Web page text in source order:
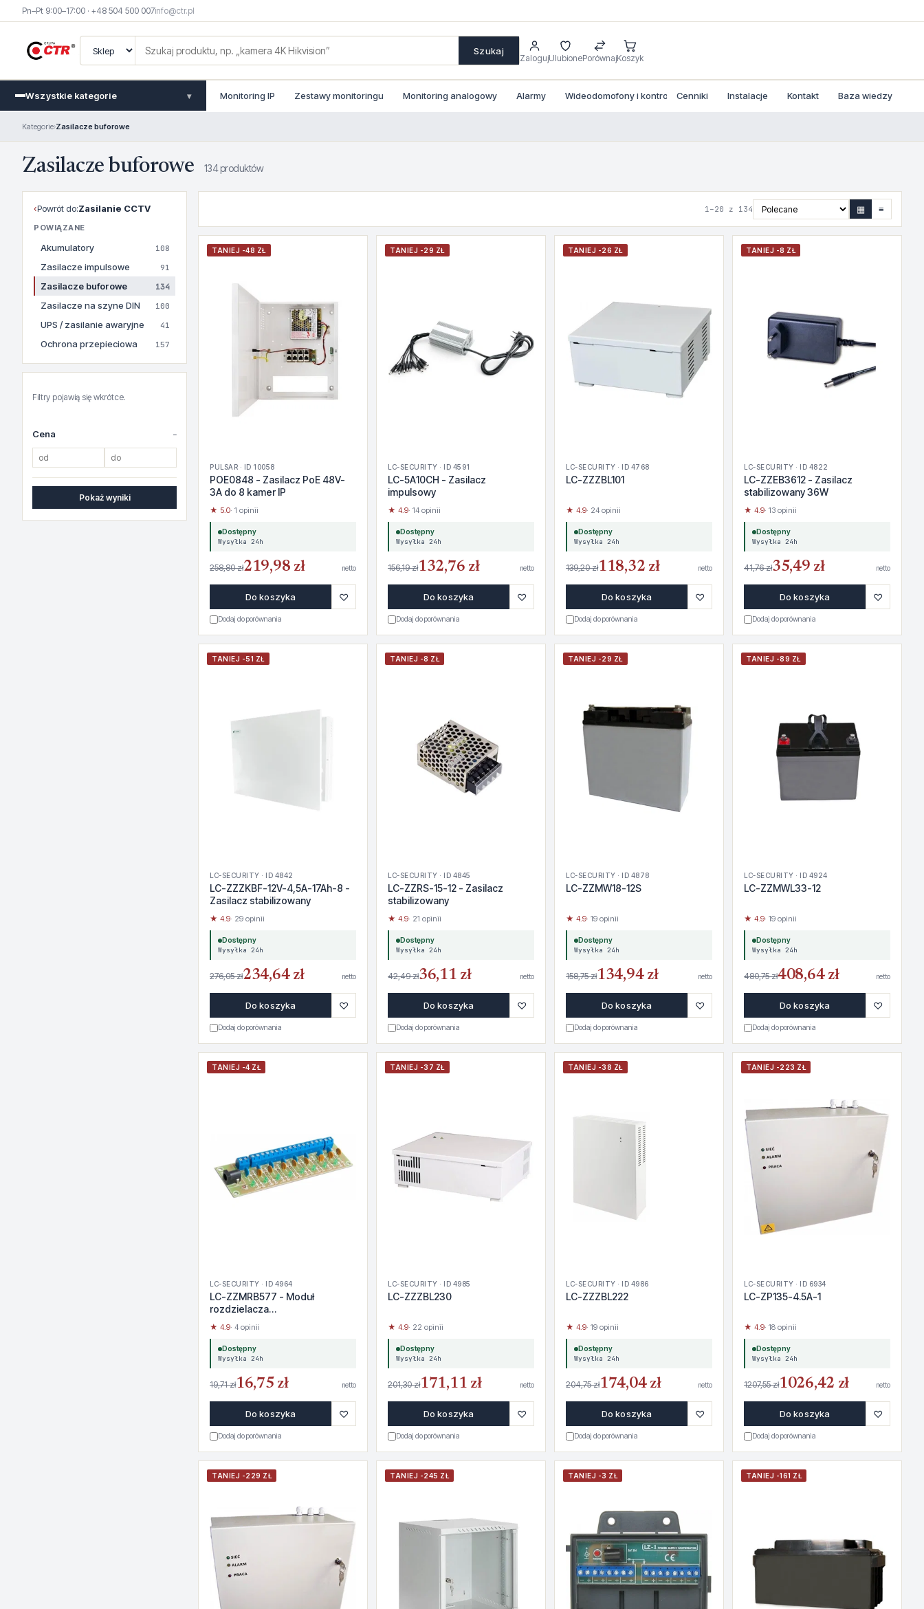
Pn–Pt 9:00–17:00 · +48 504 500 007info@ctr.pl
Szukaj
ZalogujUlubionePorównajKoszyk
Wszystkie kategorie ▾ Monitoring IP Zestawy monitoringu Monitoring analogowy Alarmy Wideodomofony i kontrola dostepu
Cenniki Instalacje Kontakt Baza wiedzy
Kategorie›Zasilacze buforowe
Zasilacze buforowe 134 produktów
‹Powrót do:Zasilanie CCTV
POWIĄZANE
Akumulatory 108
Zasilacze impulsowe 91
Zasilacze buforowe 134
Zasilacze na szyne DIN 100
UPS / zasilanie awaryjne 41
Ochrona przepieciowa 157
Filtry pojawią się wkrótce.
Cena
Pokaż wyniki
1–20 z 134 ▦ ≡
TANIEJ -48 ZŁ
PULSAR · ID 10058
POE0848 - Zasilacz PoE 48V-
3A do 8 kamer IP
★ 5.0· 1 opinii
Dostępny
Wysyłka 24h
258,80 zł219,98 zł netto
Do koszyka ♡
Dodaj do porównania
TANIEJ -29 ZŁ
LC-SECURITY · ID 4591
LC-5A10CH - Zasilacz
impulsowy
★ 4.9· 14 opinii
Dostępny
Wysyłka 24h
156,19 zł132,76 zł netto
Do koszyka ♡
Dodaj do porównania
TANIEJ -26 ZŁ
LC-SECURITY · ID 4768
LC-ZZZBL101
★ 4.9· 24 opinii
Dostępny
Wysyłka 24h
139,20 zł118,32 zł netto
Do koszyka ♡
Dodaj do porównania
TANIEJ -8 ZŁ
LC-SECURITY · ID 4822
LC-ZZEB3612 - Zasilacz
stabilizowany 36W
★ 4.9· 13 opinii
Dostępny
Wysyłka 24h
41,76 zł35,49 zł netto
Do koszyka ♡
Dodaj do porównania
TANIEJ -51 ZŁ
LC-SECURITY · ID 4842
LC-ZZZKBF-12V-4,5A-17Ah-8 -
Zasilacz stabilizowany
★ 4.9· 29 opinii
Dostępny
Wysyłka 24h
276,05 zł234,64 zł netto
Do koszyka ♡
Dodaj do porównania
TANIEJ -8 ZŁ
LC-SECURITY · ID 4845
LC-ZZRS-15-12 - Zasilacz
stabilizowany
★ 4.9· 21 opinii
Dostępny
Wysyłka 24h
42,49 zł36,11 zł netto
Do koszyka ♡
Dodaj do porównania
TANIEJ -29 ZŁ
LC-SECURITY · ID 4878
LC-ZZMW18-12S
★ 4.9· 19 opinii
Dostępny
Wysyłka 24h
158,75 zł134,94 zł netto
Do koszyka ♡
Dodaj do porównania
TANIEJ -89 ZŁ
LC-SECURITY · ID 4924
LC-ZZMWL33-12
★ 4.9· 19 opinii
Dostępny
Wysyłka 24h
480,75 zł408,64 zł netto
Do koszyka ♡
Dodaj do porównania
TANIEJ -4 ZŁ
LC-SECURITY · ID 4964
LC-ZZMRB577 - Moduł
rozdzielacza
bezpiecznikowego
★ 4.9· 4 opinii
Dostępny
Wysyłka 24h
19,71 zł16,75 zł netto
Do koszyka ♡
Dodaj do porównania
TANIEJ -37 ZŁ
LC-SECURITY · ID 4985
LC-ZZZBL230
★ 4.9· 22 opinii
Dostępny
Wysyłka 24h
201,30 zł171,11 zł netto
Do koszyka ♡
Dodaj do porównania
TANIEJ -38 ZŁ
LC-SECURITY · ID 4986
LC-ZZZBL222
★ 4.9· 19 opinii
Dostępny
Wysyłka 24h
204,75 zł174,04 zł netto
Do koszyka ♡
Dodaj do porównania
TANIEJ -223 ZŁ
LC-SECURITY · ID 6934
LC-ZP135-4.5A-1
★ 4.9· 18 opinii
Dostępny
Wysyłka 24h
1207,55 zł1026,42 zł netto
Do koszyka ♡
Dodaj do porównania
TANIEJ -229 ZŁ TANIEJ -245 ZŁ TANIEJ -3 ZŁ TANIEJ -161 ZŁ